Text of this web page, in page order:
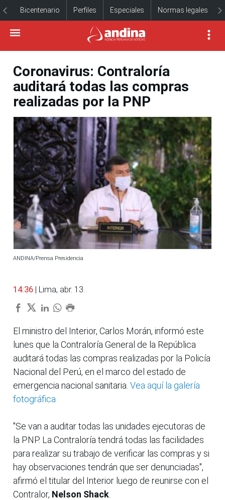
Bicentenario Perfiles Especiales Normas legales
Coronavirus: Contraloría
auditará todas las compras
realizadas por la PNP
ANDINA/Prensa Presidencia
14:36 | Lima, abr. 13.
El ministro del Interior, Carlos Morán, informó este
lunes que la Contraloría General de la República
auditará todas las compras realizadas por la Policía
Nacional del Perú, en el marco del estado de
emergencia nacional sanitaria. Vea aquí la galería
fotográfica
"Se van a auditar todas las unidades ejecutoras de
la PNP. La Contraloría tendrá todas las facilidades
para realizar su trabajo de verificar las compras y si
hay observaciones tendrán que ser denunciadas",
afirmó el titular del Interior luego de reunirse con el
Contralor, Nelson Shack